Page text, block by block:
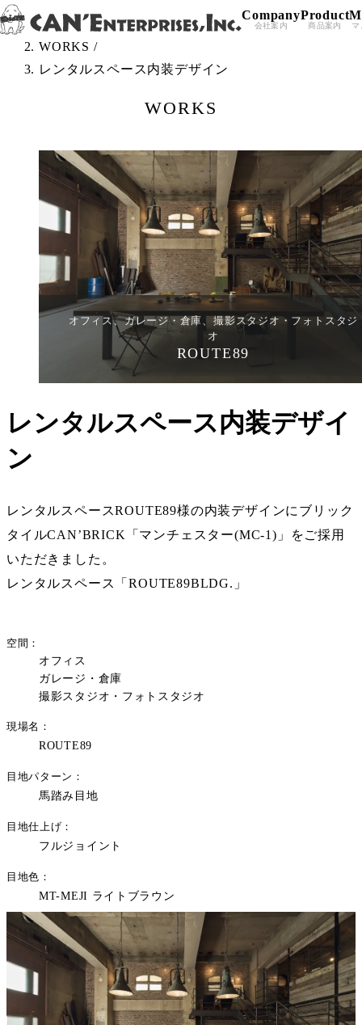
Skip to content
Company
会社案内
Product
商品案内 マ
TOP /
WORKS /
レンタルスペース内装デザイン
WORKS
オフィス、ガレージ・倉庫、撮影スタジオ・フォトスタジ
オ
ROUTE89
レンタルスペース内装デザイ
ン
レンタルスペースROUTE89様の内装デザインにブリック
タイルCAN’BRICK「マンチェスター(MC-1)」をご採用
いただきました。
レンタルスペース「ROUTE89BLDG.」
空間
オフィス
ガレージ・倉庫
撮影スタジオ・フォトスタジオ
現場名
ROUTE89
目地パターン
馬踏み目地
目地仕上げ
フルジョイント
目地色
MT-MEJI ライトブラウン